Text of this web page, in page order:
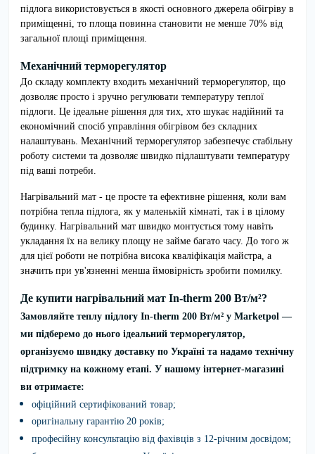
підлога використовується в якості основного джерела обігріву в
приміщенні, то площа повинна становити не менше 70% від
загальної площі приміщення.
Механічний терморегулятор
До складу комплекту входить механічний терморегулятор, що
дозволяє просто і зручно регулювати температуру теплої
підлоги. Це ідеальне рішення для тих, хто шукає надійний та
економічний спосіб управління обігрівом без складних
налаштувань. Механічний терморегулятор забезпечує стабільну
роботу системи та дозволяє швидко підлаштувати температуру
під ваші потреби.
Нагрівальний мат - це просте та ефективне рішення, коли вам
потрібна тепла підлога , як у маленькій кімнаті, так і в цілому
будинку. Нагрівальний мат швидко монтується тому навіть
укладання їх на велику площу не займе багато часу. До того ж
для цієї роботи не потрібна висока кваліфікація майстра, а
значить при ув'язненні менша ймовірність зробити помилку.
Де купити нагрівальний мат In-therm 200 Вт/м²?
Замовляйте теплу підлогу In-therm 200 Вт/м² у Marketpol —
ми підберемо до нього ідеальний терморегулятор,
організуємо швидку доставку по Україні та надамо технічну
підтримку на кожному етапі. У нашому інтернет-магазині
ви отримаєте:
офіційний сертифікований товар;
оригінальну гарантію 20 років;
професійну консультацію від фахівців з 12-річним досвідом;